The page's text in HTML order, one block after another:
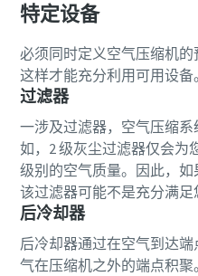
特定设备
必须同时定义空气压缩机的
这样才能充分利用可用设备。
过滤器
一涉及过滤器，空气压缩
如，2 级灰尘过滤器仅会为
级别的空气质量。因此，
该过滤器可能不是充分满足
后冷却器
后冷却器通过在空气到达
气在压缩机之外的端点积